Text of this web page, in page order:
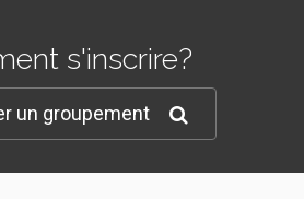
s'inscrire?
un groupement